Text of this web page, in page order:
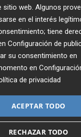
sitio web. Algunos
en el interés
tiene
Configuración de
su consentimiento en
en
de privacidad
ACEPTAR TODO
RECHAZAR TODO